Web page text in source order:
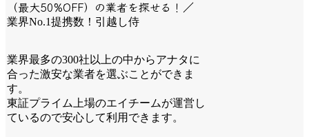
（最大50%OFF）の業者を探せる！／
業界No.1提携数！引越し侍
業界最多の300社以上の中からアナタに
合った激安な業者を選ぶことができま
す。
東証プライム上場のエイチームが運営し
ているので安心して利用できます。